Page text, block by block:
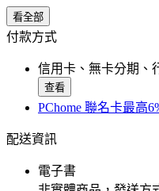
看全部
付款方式
信用卡、無卡分期、
查看
PChome 聯名卡最高
配送資訊
電子書